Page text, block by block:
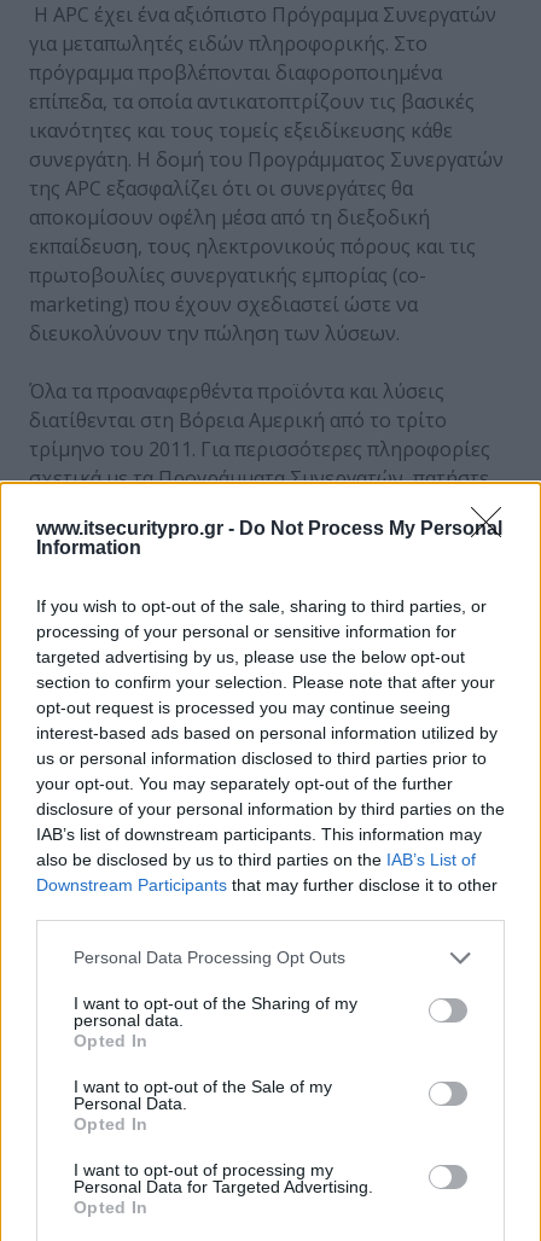
www.itsecuritypro.gr - Do Not Process My Personal
Information
If you wish to opt-out of the sale, sharing to third parties, or
processing of your personal or sensitive information for
targeted advertising by us, please use the below opt-out
section to confirm your selection. Please note that after your
opt-out request is processed you may continue seeing
interest-based ads based on personal information utilized by
us or personal information disclosed to third parties prior to
your opt-out. You may separately opt-out of the further
disclosure of your personal information by third parties on the
IAB’s list of downstream participants. This information may
also be disclosed by us to third parties on the IAB’s List of
Downstream Participants that may further disclose it to other
Personal Data Processing Opt Outs
I want to opt-out of the Sharing of my
personal data.
Opted In
I want to opt-out of the Sale of my
Personal Data.
Opted In
I want to opt-out of processing my
Personal Data for Targeted Advertising.
Opted In
Η APC έχει ένα αξιόπιστο Πρόγραμμα Συνεργατών
για μεταπωλητές ειδών πληροφορικής. Στο
πρόγραμμα προβλέπονται διαφοροποιημένα
επίπεδα, τα οποία αντικατοπτρίζουν τις βασικές
ικανότητες και τους τομείς εξειδίκευσης κάθε
συνεργάτη. Η δομή του Προγράμματος Συνεργατών
της APC εξασφαλίζει ότι οι συνεργάτες θα
αποκομίσουν οφέλη μέσα από τη διεξοδική
εκπαίδευση, τους ηλεκτρονικούς πόρους και τις
πρωτοβουλίες συνεργατικής εμπορίας (co-
marketing) που έχουν σχεδιαστεί ώστε να
διευκολύνουν την πώληση των λύσεων.
Όλα τα προαναφερθέντα προϊόντα και λύσεις
διατίθενται στη Βόρεια Αμερική από το τρίτο
τρίμηνο του 2011. Για περισσότερες πληροφορίες
σχετικά με τα Προγράμματα Συνεργατών, πατήστε
ΣΧΕΤΙΚΑ ΑΡΘΡΑ
no relative posts found
ΕΓΓΡΑΦΗ ΣΤΟ NEWSLETTER